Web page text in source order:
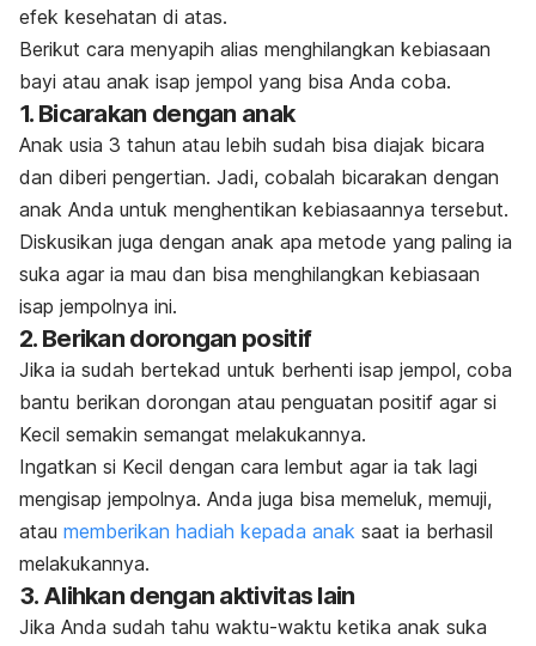
efek kesehatan di atas.
Berikut cara menyapih alias menghilangkan kebiasaan
bayi atau anak isap jempol yang bisa Anda coba.
1. Bicarakan dengan anak
Anak usia 3 tahun atau lebih sudah bisa diajak bicara
dan diberi pengertian. Jadi, cobalah bicarakan dengan
anak Anda untuk menghentikan kebiasaannya tersebut.
Diskusikan juga dengan anak apa metode yang paling ia
suka agar ia mau dan bisa menghilangkan kebiasaan
isap jempolnya ini.
2. Berikan dorongan positif
Jika ia sudah bertekad untuk berhenti isap jempol, coba
bantu berikan dorongan atau penguatan positif agar si
Kecil semakin semangat melakukannya.
Ingatkan si Kecil dengan cara lembut agar ia tak lagi
mengisap jempolnya. Anda juga bisa memeluk, memuji,
atau memberikan hadiah kepada anak saat ia berhasil
melakukannya.
3. Alihkan dengan aktivitas lain
Jika Anda sudah tahu waktu-waktu ketika anak suka